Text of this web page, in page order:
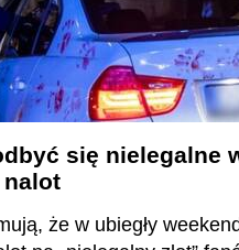
się nielegalne
nalot
że w ubiegły weekend